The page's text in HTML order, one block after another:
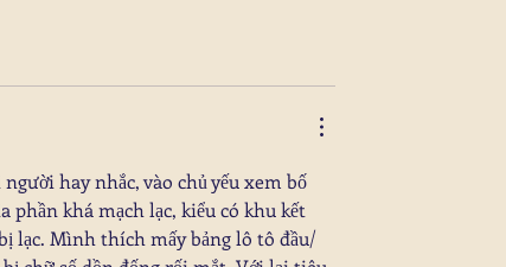
hay nhắc, vào chủ yếu xem bố
phần khá mạch lạc, kiểu có khu kết
lạc. Mình thích mấy bảng lô tô đầu/